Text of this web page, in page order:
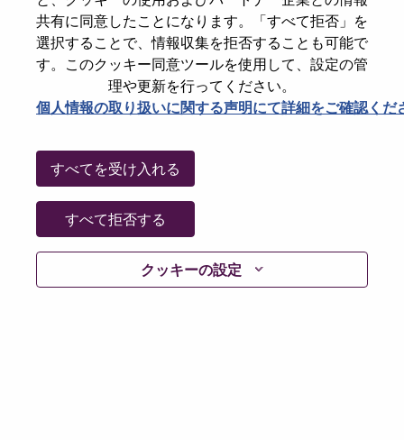
共有に同意したことになります。「すべて拒否」を
選択することで、情報収集を拒否することも可能で
す。このクッキー同意ツールを使用して、設定の管
理や更新を行ってください。
個人情報の取り扱いに関する声明にて詳細をご確認くだ
クッキーの設定
すべてを受け入れる
すべて拒否する
パスワードをリセットください
E-mail*
Go Back
Lenovo.com